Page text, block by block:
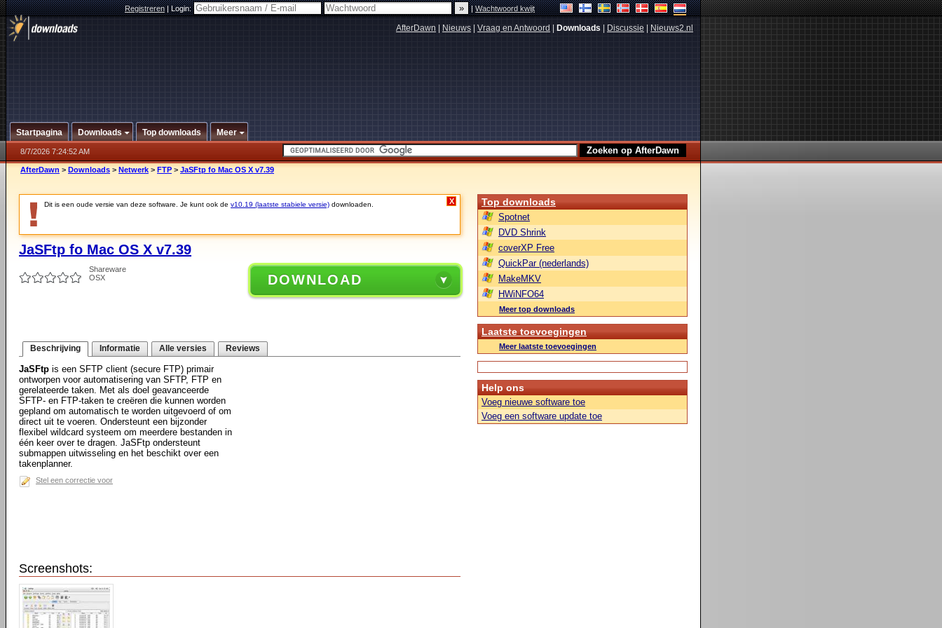
Registreren|Login: |Wachtwoord kwijt
AfterDawn Nieuws Vraag en Antwoord Downloads Discussie Nieuws2.nl
Startpagina Downloads Top downloads Meer
8/7/2026 7:24:52 AM
AfterDawn > Downloads > Netwerk > FTP > JaSFtp fo Mac OS X v7.39
Dit is een oude versie van deze software. Je kunt ook de v10.19 (laatste stabiele versie) downloaden. X
JaSFtp fo Mac OS X v7.39
Shareware
OSX
DOWNLOAD
Beschrijving Informatie Alle versies Reviews
JaSFtp is een SFTP client (secure FTP) primair
ontworpen voor automatisering van SFTP, FTP en
gerelateerde taken. Met als doel geavanceerde
SFTP- en FTP-taken te creëren die kunnen worden
gepland om automatisch te worden uitgevoerd of om
direct uit te voeren. Ondersteunt een bijzonder
flexibel wildcard systeem om meerdere bestanden in
één keer over te dragen. JaSFtp ondersteunt
submappen uitwisseling en het beschikt over een
takenplanner.
Stel een correctie voor
Screenshots:
Top downloads
Spotnet
DVD Shrink
coverXP Free
QuickPar (nederlands)
MakeMKV
HWiNFO64
Meer top downloads
Laatste toevoegingen
Meer laatste toevoegingen
Help ons
Voeg nieuwe software toe
Voeg een software update toe